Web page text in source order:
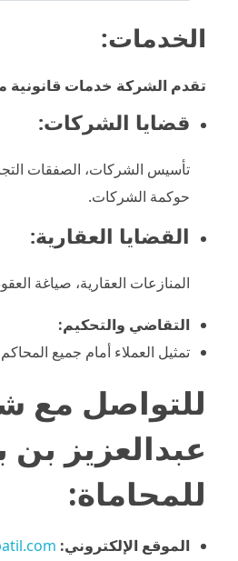
الخدمات:
تقدم الشركة خدمات قانونية
قضايا الشركات:
تأسيس الشركات، الصفقات
حوكمة الشركات.
القضايا العقارية:
المنازعات العقارية، صياغة
التقاضي والتحكيم:
تمثيل العملاء أمام جميع
للتواصل مع
عبدالعزيز بن
للمحاماة:
الموقع الإلكتروني: